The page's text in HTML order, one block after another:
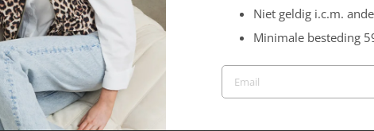
Niet geldig i.c.m.
Minimale besteding